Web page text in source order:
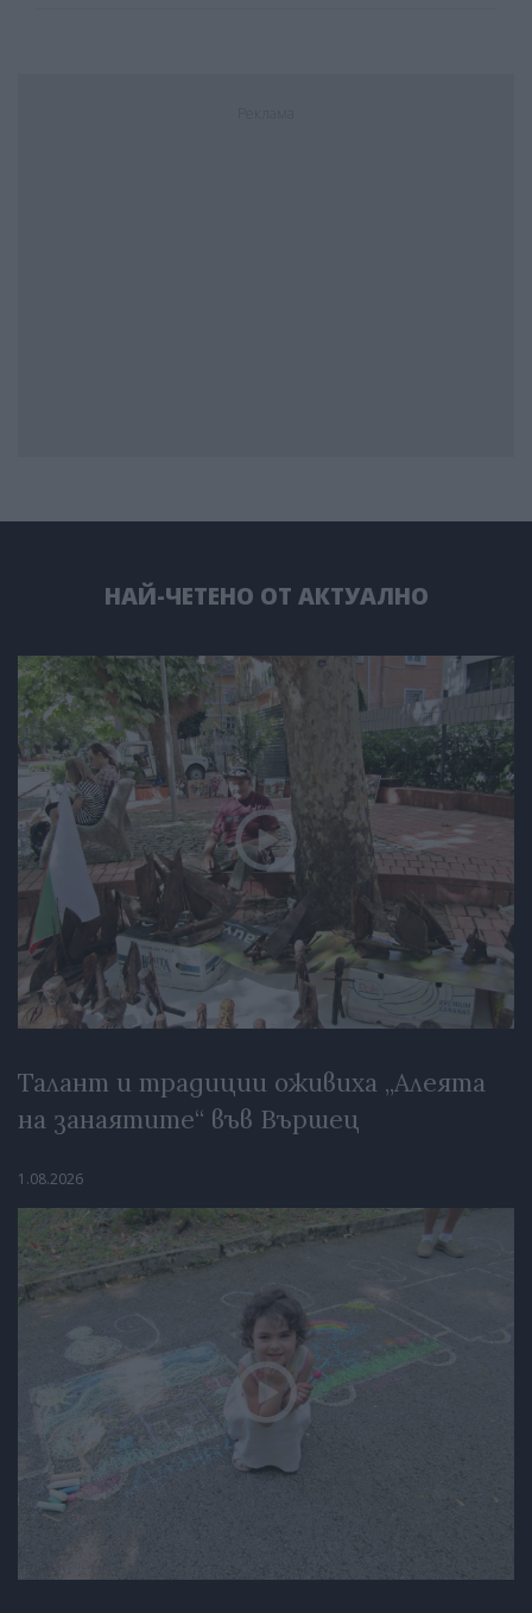
НАЙ-ЧЕТЕНО ОТ АКТУАЛНО
Талант и традиции оживиха „Алеята
на занаятите“ във Вършец
1.08.2026